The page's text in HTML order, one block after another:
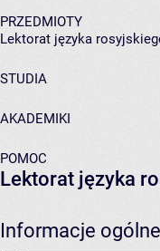
PRZEDMIOTY
Lektorat języka
STUDIA
AKADEMIKI
POMOC
Lektorat języka
Informacje ogólne